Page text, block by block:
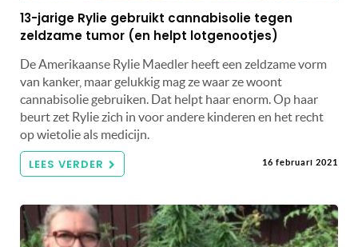
13-jarige Rylie gebruikt cannabisolie tegen
zeldzame tumor (en helpt lotgenootjes)
De Amerikaanse Rylie Maedler heeft een zeldzame vorm
van kanker, maar gelukkig mag ze waar ze woont
cannabisolie gebruiken. Dat helpt haar enorm. Op haar
beurt zet Rylie zich in voor andere kinderen en het recht
op wietolie als medicijn.
LEES VERDER 16 februari 2021